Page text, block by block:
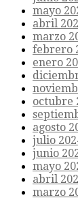
mayo
abril
marzo
febrero
enero
octubre
agosto
julio
junio
mayo
abril
marzo